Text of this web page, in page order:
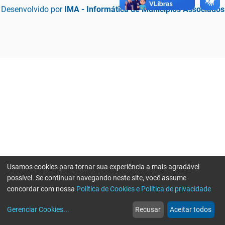
Desenvolvido por IMA - Informática de Municípios Associados
web
Notícias
more_horiz
Mais
Usamos cookies para tornar sua experiência a mais agradável
possível. Se continuar navegando neste site, você assume
concordar com nossa Política de Cookies e Política de privacidade
Gerenciar Cookies... Recusar Aceitar todos
Erro ao enviar informações, por favor tente novamente